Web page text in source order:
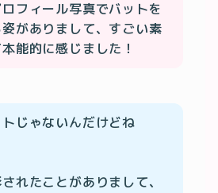
フィール写真でバットを
がありまして、すごい素
能的に感じました！
じゃないんだけどね
れたことがありまして、